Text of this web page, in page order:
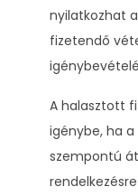
nyilatkozhat
fizetendő
A halasztott
igénybe, ha a
szempontú